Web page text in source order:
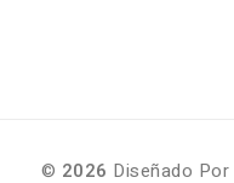
© 2026 Diseñado Por